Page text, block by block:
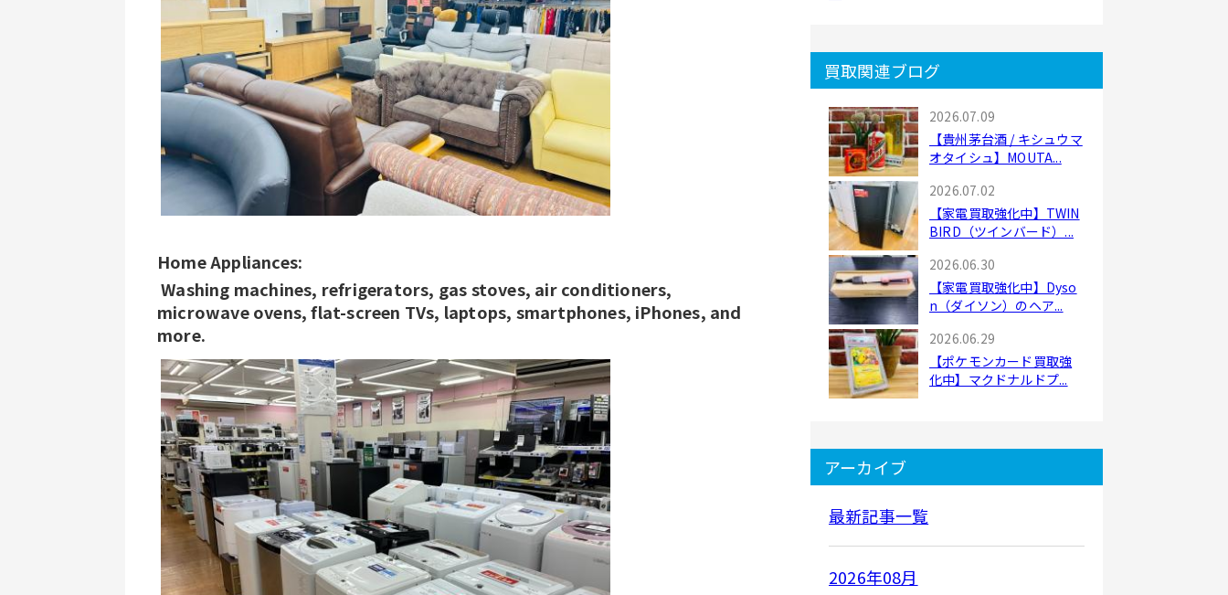
Home Appliances:
Washing machines, refrigerators, gas stoves, air conditioners,
microwave ovens, flat-screen TVs, laptops, smartphones, iPhones, and
more.
買取関連ブログ
2026.07.09
【貴州茅台酒 / キシュウマ
オタイシュ】MOUTA...
2026.07.02
【家電買取強化中】TWIN
BIRD（ツインバード）...
2026.06.30
【家電買取強化中】Dyso
n（ダイソン）のヘア...
2026.06.29
【ポケモンカード買取強
化中】マクドナルドプ...
アーカイブ
最新記事一覧
2026年08月